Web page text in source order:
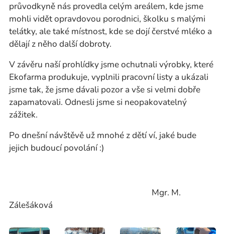
průvodkyně nás provedla celým areálem, kde jsme
mohli vidět opravdovou porodnici, školku s malými
telátky, ale také místnost, kde se dojí čerstvé mléko a
dělají z něho další dobroty.
V závěru naší prohlídky jsme ochutnali výrobky, které
Ekofarma produkuje, vyplnili pracovní listy a ukázali
jsme tak, že jsme dávali pozor a vše si velmi dobře
zapamatovali. Odnesli jsme si neopakovatelný
zážitek.
Po dnešní návštěvě už mnohé z dětí ví, jaké bude
jejich budoucí povolání :)
Mgr. M.
Zálešáková